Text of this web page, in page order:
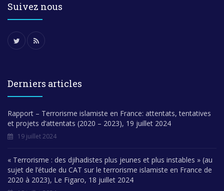
Suivez nous
Derniers articles
Rapport – Terrorisme islamiste en France: attentats, tentatives
et projets d’attentats (2020 – 2023), 19 juillet 2024
19 juillet 2024
« Terrorisme : des djihadistes plus jeunes et plus instables » (au
sujet de l’étude du CAT sur le terrorisme islamiste en France de
2020 à 2023), Le Figaro, 18 juillet 2024